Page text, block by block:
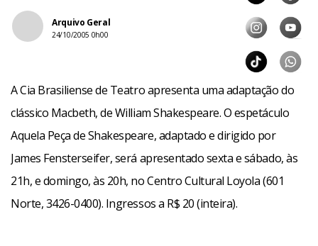
Arquivo Geral
24/10/2005 0h00
A Cia Brasiliense de Teatro apresenta uma adaptação do
clássico Macbeth, de William Shakespeare. O espetáculo
Aquela Peça de Shakespeare, adaptado e dirigido por
James Fensterseifer, será apresentado sexta e sábado, às
21h, e domingo, às 20h, no Centro Cultural Loyola (601
Norte, 3426-0400). Ingressos a R$ 20 (inteira).